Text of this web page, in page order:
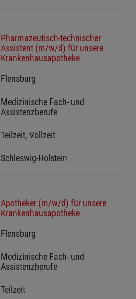
Pharmazeutisch-technischer
Assistent (m/w/d) für unsere
Krankenhausapotheke
Flensburg
Medizinische Fach- und
Assistenzberufe
Teilzeit, Vollzeit
Schleswig-Holstein
Apotheker (m/w/d) für unsere
Krankenhausapotheke
Flensburg
Medizinische Fach- und
Assistenzberufe
Teilzeit